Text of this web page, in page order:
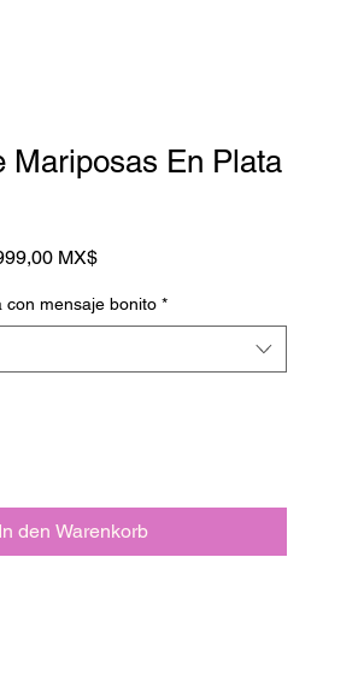
Mariposas En Plata
MX$Sale-
con mensaje bonito *
In den Warenkorb